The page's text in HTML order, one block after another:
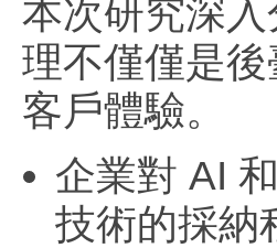
本次研究深
理不僅僅是
客戶體驗。
企業對 AI
技術的採納